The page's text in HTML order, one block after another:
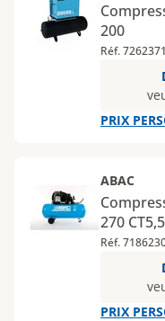
200
Réf.
PRIX
ABAC
270 CT5,5
Réf.
PRIX